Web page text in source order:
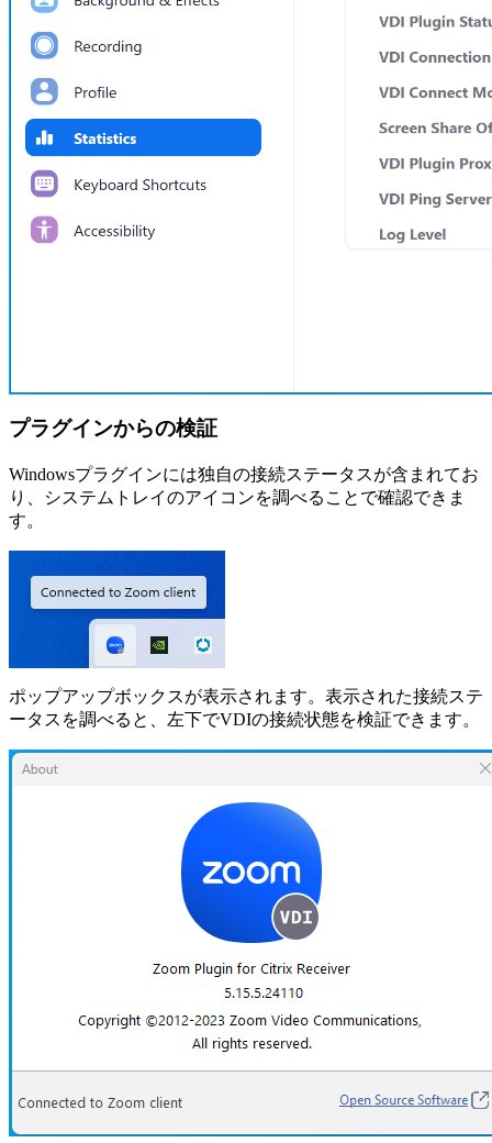
プラグインからの検証
Windowsプラグインには独自の接続ステータスが含まれてお
り、システムトレイのアイコンを調べることで確認できま
す。
ポップアップボックスが表示されます。表示された接続ステ
ータスを調べると、左下でVDIの接続状態を検証できます。